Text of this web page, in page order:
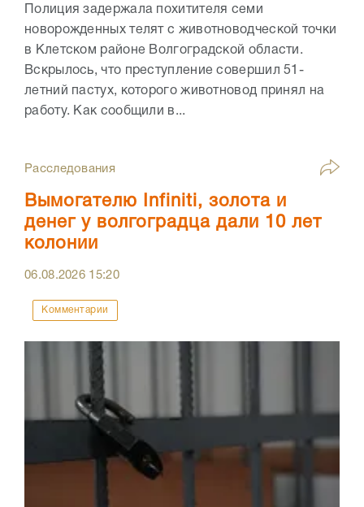
Полиция задержала похитителя семи
новорожденных телят с животноводческой точки
в Клетском районе Волгоградской области.
Вскрылось, что преступление совершил 51-
летний пастух, которого животновод принял на
работу. Как сообщили в...
Расследования
Вымогателю Infiniti, золота и
денег у волгоградца дали 10 лет
колонии
06.08.2026 15:20
Комментарии